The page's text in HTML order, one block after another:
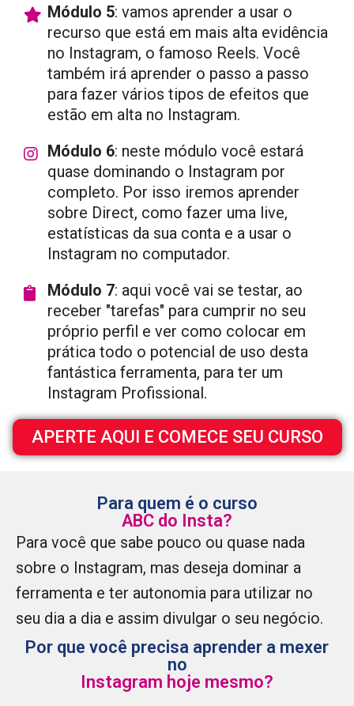
Módulo 5: vamos aprender a usar o
recurso que está em mais alta evidência
no Instagram, o famoso Reels. Você
também irá aprender o passo a passo
para fazer vários tipos de efeitos que
estão em alta no Instagram.
Módulo 6: neste módulo você estará
quase dominando o Instagram por
completo. Por isso iremos aprender
sobre Direct, como fazer uma live,
estatísticas da sua conta e a usar o
Instagram no computador.
Módulo 7: aqui você vai se testar, ao
receber "tarefas" para cumprir no seu
próprio perfil e ver como colocar em
prática todo o potencial de uso desta
fantástica ferramenta, para ter um
Instagram Profissional.
APERTE AQUI E COMECE SEU CURSO
Para quem é o curso
ABC do Insta?
Para você que sabe pouco ou quase nada
sobre o Instagram, mas deseja dominar a
ferramenta e ter autonomia para utilizar no
seu dia a dia e assim divulgar o seu negócio.
Por que você precisa aprender a mexer
no
Instagram hoje mesmo?